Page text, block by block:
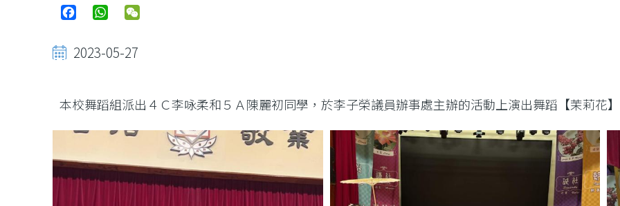
FacebookWhatsApp
2023-05-27
本校舞蹈組派出４Ｃ李咏柔和５Ａ陳麗初同學，於李子榮議員辦事處主辦的活動上演出舞蹈【茉莉花